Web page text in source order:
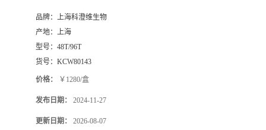
品牌：
上海科澄维生物
产地：
上海
型号： 48T/96T
货号： KCW80143
价格： ￥1280/盒
发布日期： 2024-11-27
更新日期： 2026-08-07